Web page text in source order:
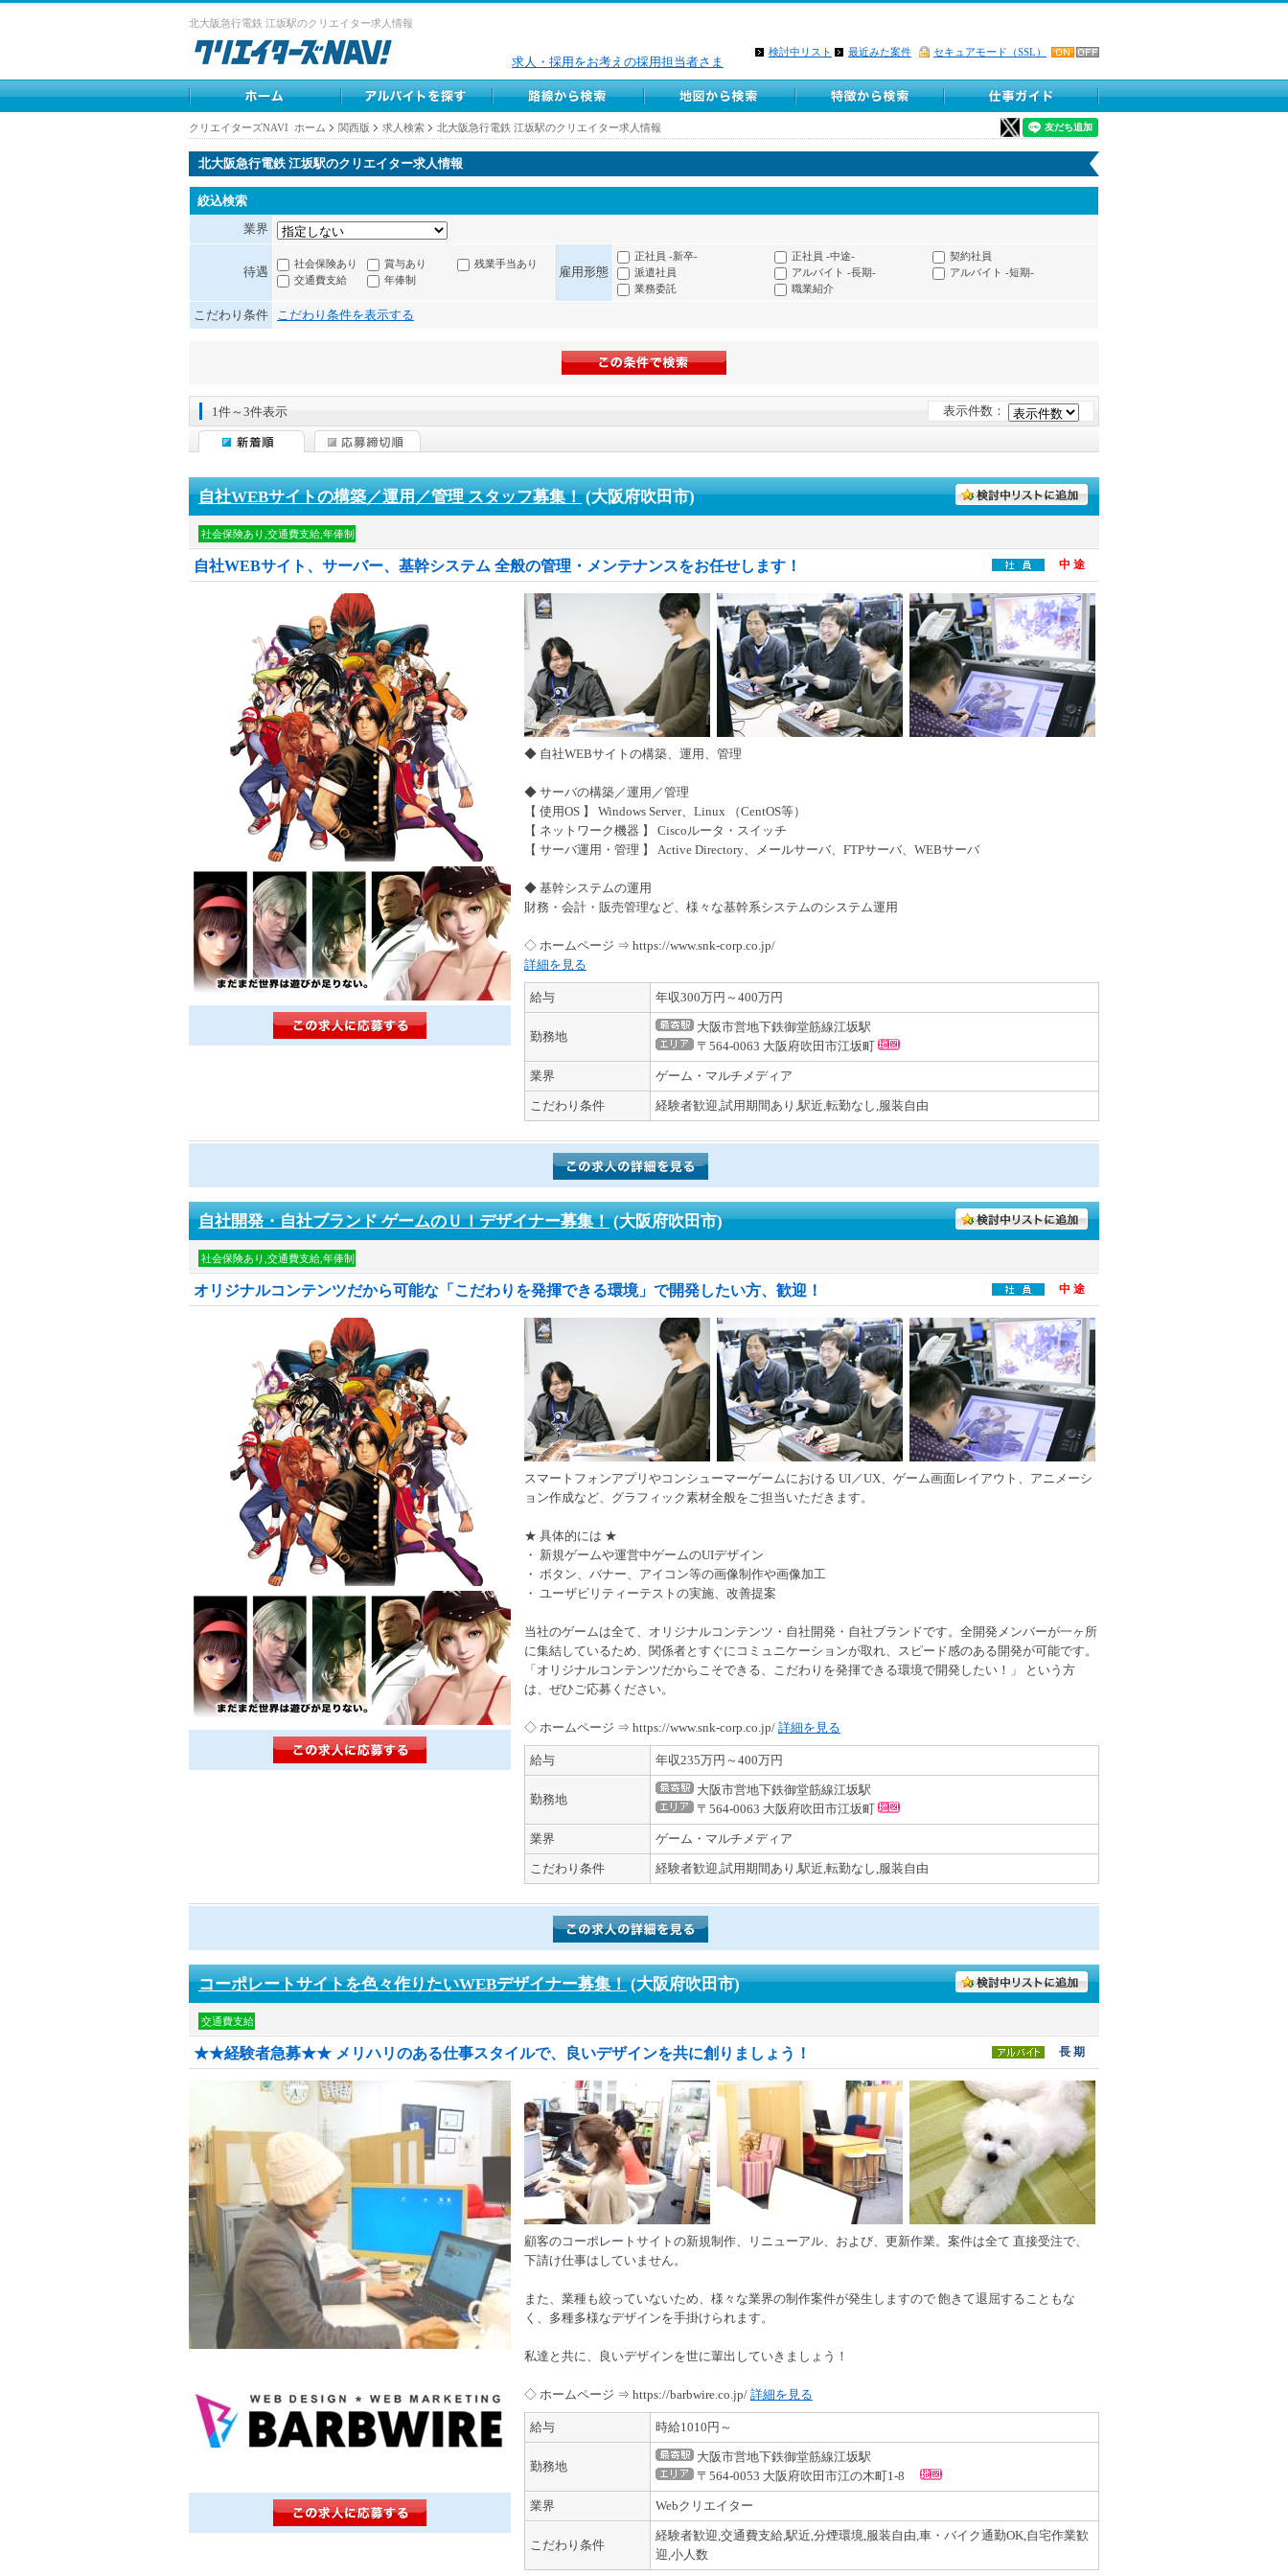
北大阪急行電鉄 江坂駅のクリエイター求人情報
検討中リスト 最近みた案件 セキュアモード（SSL）
求人・採用をお考えの採用担当者さま
クリエイターズNAVI ホーム 関西版 求人検索 北大阪急行電鉄 江坂駅のクリエイター求人情報
北大阪急行電鉄 江坂駅のクリエイター求人情報
絞込検索
業界
待遇
社会保険あり 賞与あり
残業手当あり
交通費支給
年俸制
雇用形態
正社員 -新卒- 正社員 -中途-
契約社員
派遣社員
アルバイト -長期-
アルバイト -短期-
業務委託
職業紹介
こだわり条件 こだわり条件を表示する
1件～3件表示 表示件数：
自社WEBサイトの構築／運用／管理 スタッフ募集！(大阪府吹田市)
社会保険あり,交通費支給,年俸制
自社WEBサイト、サーバー、基幹システム 全般の管理・メンテナンスをお任せします！ 中 途
◆ 自社WEBサイトの構築、運用、管理
◆ サーバの構築／運用／管理
【 使用OS 】 Windows Server、Linux （CentOS等）
【 ネットワーク機器 】 Ciscoルータ・スイッチ
【 サーバ運用・管理 】 Active Directory、メールサーバ、FTPサーバ、WEBサーバ
◆ 基幹システムの運用
財務・会計・販売管理など、様々な基幹系システムのシステム運用
◇ ホームページ ⇒ https://www.snk-corp.co.jp/
詳細を見る
給与 年収300万円～400万円
勤務地
大阪市営地下鉄御堂筋線江坂駅
〒564-0063 大阪府吹田市江坂町
業界 ゲーム・マルチメディア
こだわり条件 経験者歓迎,試用期間あり,駅近,転勤なし,服装自由
自社開発・自社ブランド ゲームのＵＩデザイナー募集！(大阪府吹田市)
社会保険あり,交通費支給,年俸制
オリジナルコンテンツだから可能な「こだわりを発揮できる環境」で開発したい方、歓迎！ 中 途
スマートフォンアプリやコンシューマーゲームにおける UI／UX、ゲーム画面レイアウト、アニメーシ
ョン作成など、グラフィック素材全般をご担当いただきます。
★ 具体的には ★
・ 新規ゲームや運営中ゲームのUIデザイン
・ ボタン、バナー、アイコン等の画像制作や画像加工
・ ユーザビリティーテストの実施、改善提案
当社のゲームは全て、オリジナルコンテンツ・自社開発・自社ブランドです。全開発メンバーが一ヶ所
に集結しているため、関係者とすぐにコミュニケーションが取れ、スピード感のある開発が可能です。
「オリジナルコンテンツだからこそできる、こだわりを発揮できる環境で開発したい！」 という方
は、ぜひご応募ください。
◇ ホームページ ⇒ https://www.snk-corp.co.jp/ 詳細を見る
給与 年収235万円～400万円
勤務地
大阪市営地下鉄御堂筋線江坂駅
〒564-0063 大阪府吹田市江坂町
業界 ゲーム・マルチメディア
こだわり条件 経験者歓迎,試用期間あり,駅近,転勤なし,服装自由
コーポレートサイトを色々作りたいWEBデザイナー募集！(大阪府吹田市)
交通費支給
★★経験者急募★★ メリハリのある仕事スタイルで、良いデザインを共に創りましょう！ 長 期
顧客のコーポレートサイトの新規制作、リニューアル、および、更新作業。案件は全て 直接受注で、
下請け仕事はしていません。
また、業種も絞っていないため、様々な業界の制作案件が発生しますので 飽きて退屈することもな
く、多種多様なデザインを手掛けられます。
私達と共に、良いデザインを世に輩出していきましょう！
◇ ホームページ ⇒ https://barbwire.co.jp/ 詳細を見る
給与 時給1010円～
勤務地
大阪市営地下鉄御堂筋線江坂駅
〒564-0053 大阪府吹田市江の木町1-8
業界 Webクリエイター
こだわり条件
経験者歓迎,交通費支給,駅近,分煙環境,服装自由,車・バイク通勤OK,自宅作業歓
迎,小人数